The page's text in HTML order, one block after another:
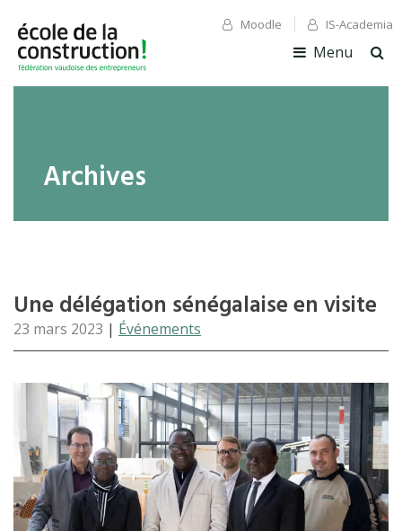
✕ Fermer
✕ Fermer
Moodle IS-Academia
Menu
la
Archives
Une délégation sénégalaise en visite
23 mars 2023 | Événements